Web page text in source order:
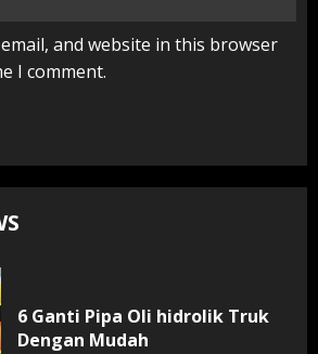
and website in this browser
I comment.
6 Ganti Pipa Oli hidrolik Truk
Dengan Mudah